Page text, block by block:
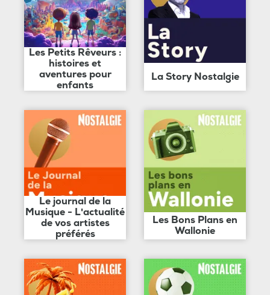
Les Petits Rêveurs :
histoires et
aventures pour
enfants
La Story Nostalgie
Le journal de la
Musique - L'actualité
de vos artistes
préférés
Les Bons Plans en
Wallonie